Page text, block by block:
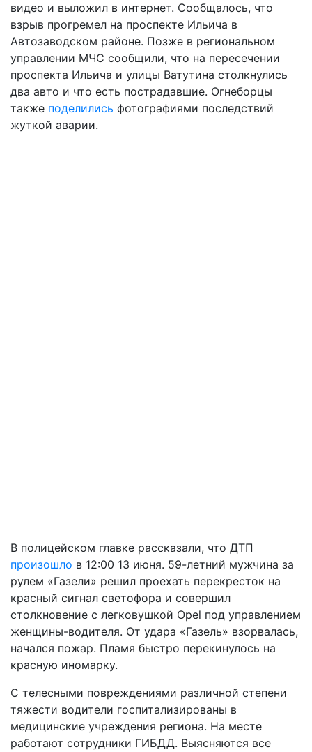
видео и выложил в интернет. Сообщалось, что
взрыв прогремел на проспекте Ильича в
Автозаводском районе. Позже в региональном
управлении МЧС сообщили, что на пересечении
проспекта Ильича и улицы Ватутина столкнулись
два авто и что есть пострадавшие. Огнеборцы
также поделились фотографиями последствий
жуткой аварии.
В полицейском главке рассказали, что ДТП
произошло в 12:00 13 июня. 59-летний мужчина за
рулем «Газели» решил проехать перекресток на
красный сигнал светофора и совершил
столкновение с легковушкой Opel под управлением
женщины-водителя. От удара «Газель» взорвалась,
начался пожар. Пламя быстро перекинулось на
красную иномарку.
С телесными повреждениями различной степени
тяжести водители госпитализированы в
медицинские учреждения региона. На месте
работают сотрудники ГИБДД. Выясняются все